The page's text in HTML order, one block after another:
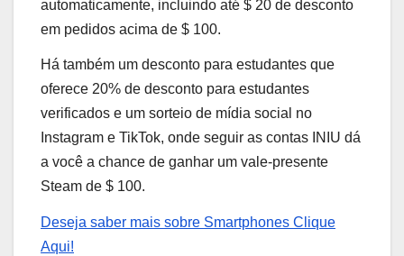
automaticamente, incluindo até $ 20 de desconto
em pedidos acima de $ 100.
Há também um desconto para estudantes que
oferece 20% de desconto para estudantes
verificados e um sorteio de mídia social no
Instagram e TikTok, onde seguir as contas INIU dá
a você a chance de ganhar um vale-presente
Steam de $ 100.
Deseja saber mais sobre Smartphones Clique
Aqui!